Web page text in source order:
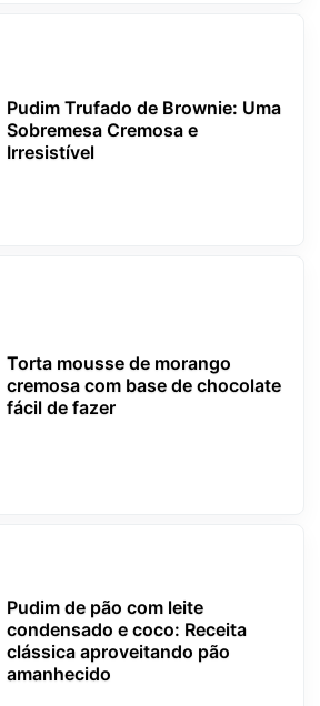
Pudim Trufado de Brownie: Uma
Sobremesa Cremosa e
Irresistível
Torta mousse de morango
cremosa com base de chocolate
fácil de fazer
Pudim de pão com leite
condensado e coco: Receita
clássica aproveitando pão
amanhecido